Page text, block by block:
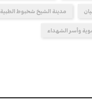
مدينة الشيخ شخبوط الطبية
وأسر الشهداء